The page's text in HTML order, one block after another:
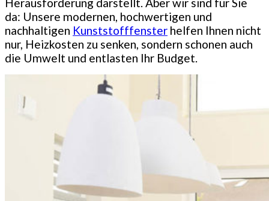
da: Unsere modernen, hochwertigen und
nachhaltigen Kunststofffenster helfen Ihnen nicht
nur, Heizkosten zu senken, sondern schonen auch
die Umwelt und entlasten Ihr Budget.